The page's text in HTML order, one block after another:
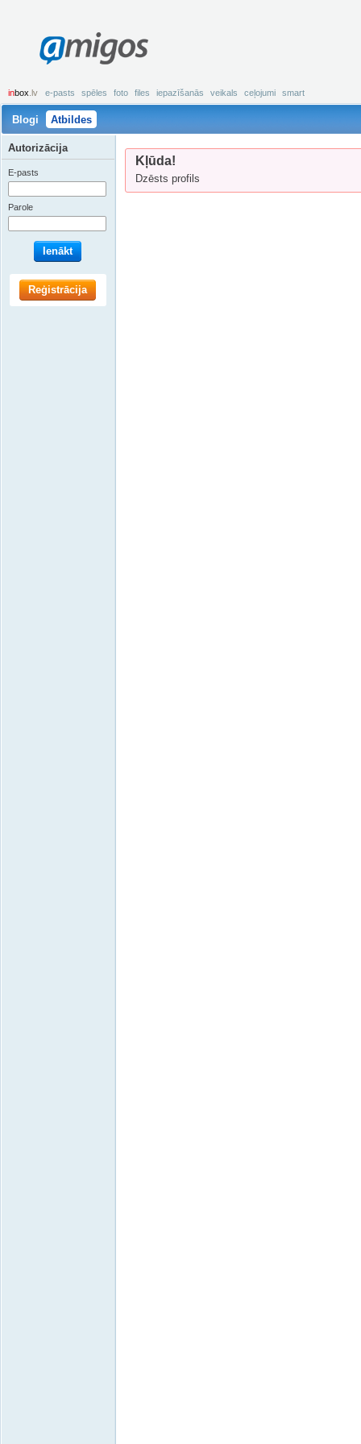
amigos
inbox .lv e-pasts spēles foto files iepazīšanās veikals ceļojumi smart
Blogi Atbildes
Kļūda!
Dzēsts profils
Autorizācija
E-pasts
Parole
Ienākt
Reģistrācija